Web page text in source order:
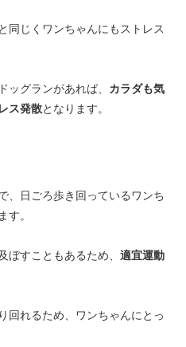
同じくワンちゃんにもストレス
グランがあれば、 カラダも気
ス発散となります。
、日ごろ歩き回っているワンち
。
すこともあるため、 適宜運動
回れるため、ワンちゃんにとっ